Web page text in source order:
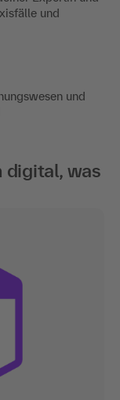
und
und
digital, was